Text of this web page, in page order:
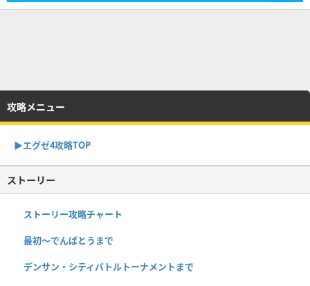
攻略メニュー
▶︎エグゼ4攻略TOP
ストーリー
ストーリー攻略チャート
最初～でんぱとうまで
デンサン・シティバトルトーナメントまで